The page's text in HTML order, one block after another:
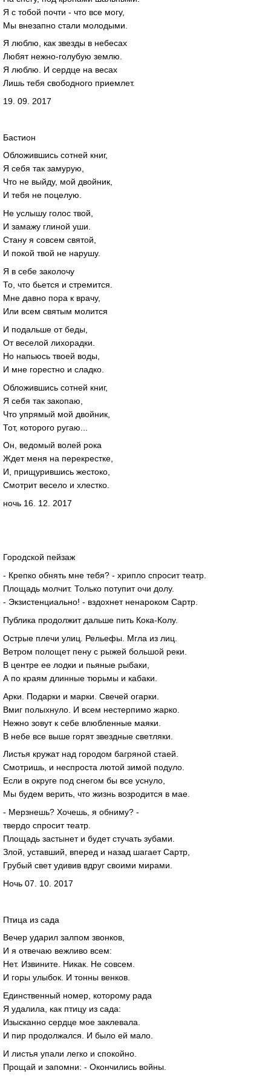
Я с тобой почти - что все могу,
Мы внезапно стали молодыми.
Я люблю, как звезды в небесах
Любят нежно-голубую землю.
Я люблю. И сердце на весах
Лишь тебя свободного приемлет.
19. 09. 2017
Бастион
Обложившись сотней книг,
Я себя так замурую,
Что не выйду, мой двойник,
И тебя не поцелую.
Не услышу голос твой,
И замажу глиной уши.
Стану я совсем святой,
И покой твой не нарушу.
Я в себе заколочу
То, что бьется и стремится.
Мне давно пора к врачу,
Или всем святым молится
И подальше от беды,
От веселой лихорадки.
Но напьюсь твоей воды,
И мне горестно и сладко.
Обложившись сотней книг,
Я себя так закопаю,
Что упрямый мой двойник,
Тот, которого ругаю...
Он, ведомый волей рока
Ждет меня на перекрестке,
И, прищурившись жестоко,
Смотрит весело и хлестко.
ночь 16. 12. 2017
Городской пейзаж
- Крепко обнять мне тебя? - хрипло спросит театр.
Площадь молчит. Только потупит очи долу.
- Экзистенциально! - вздохнет ненароком Сартр.
Публика продолжит дальше пить Кока-Колу.
Острые плечи улиц. Рельефы. Мгла из лиц.
Ветром полощет пену с рыжей большой реки.
В центре ее лодки и пьяные рыбаки,
А по краям длинные тюрьмы и кабаки.
Арки. Подарки и марки. Свечей огарки.
Вмиг полыхнуло. И всем нестерпимо жарко.
Нежно зовут к себе влюбленные маяки.
В небе все выше горят звездные светляки.
Листья кружат над городом багряной стаей.
Смотришь, и неспроста лютой зимой подуло.
Если в округе под снегом бы все уснуло,
Мы будем верить, что жизнь возродится в мае.
- Мерзнешь? Хочешь, я обниму? -
твердо спросит театр.
Площадь застынет и будет стучать зубами.
Злой, уставший, вперед и назад шагает Сартр,
Грубый свет удивив вдруг своими мирами.
Ночь 07. 10. 2017
Птица из сада
Вечер ударил залпом звонков,
И я отвечаю вежливо всем:
Нет. Извините. Никак. Не совсем.
И горы улыбок. И тонны венков.
Единственный номер, которому рада
Я удалила, как птицу из сада:
Изысканно сердце мое заклевала.
И пир продолжался. И было ей мало.
И листья упали легко и спокойно.
Прощай и запомни: - Окончились войны.